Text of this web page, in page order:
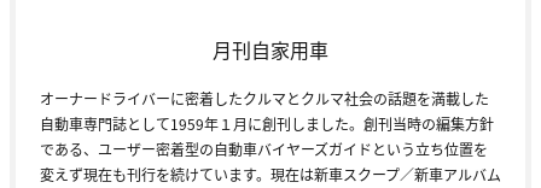
月刊自家用車
オーナードライバーに密着したクルマとクルマ社会の話題を満載した
自動車専門誌として1959年１月に創刊しました。創刊当時の編集方針
である、ユーザー密着型の自動車バイヤーズガイドという立ち位置を
変えず現在も刊行を続けています。現在は新車スクープ／新車アルバム